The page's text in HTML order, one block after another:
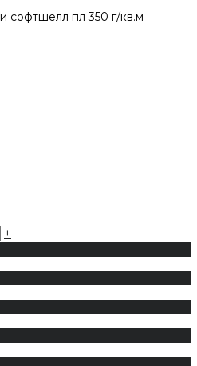
пл 350 г/кв.м
+